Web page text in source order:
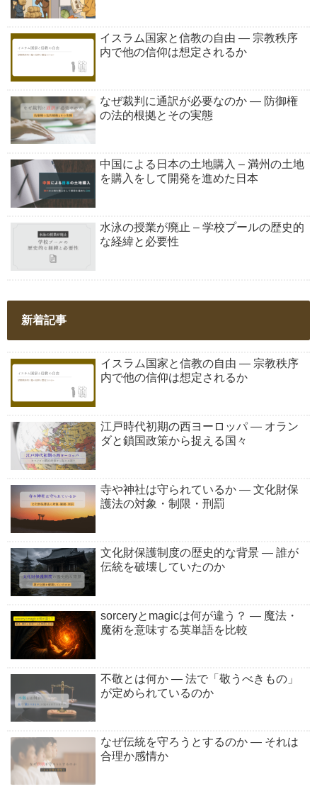
イスラム国家と信教の自由 ― 宗教秩序
内で他の信仰は想定されるか
なぜ裁判に通訳が必要なのか ― 防御権
の法的根拠とその実態
中国による日本の土地購入 – 満州の土地
を購入をして開発を進めた日本
水泳の授業が廃止 – 学校プールの歴史的
な経緯と必要性
新着記事
イスラム国家と信教の自由 ― 宗教秩序
内で他の信仰は想定されるか
江戸時代初期の西ヨーロッパ ― オラン
ダと鎖国政策から捉える国々
寺や神社は守られているか ― 文化財保
護法の対象・制限・刑罰
文化財保護制度の歴史的な背景 ― 誰が
伝統を破壊していたのか
sorceryとmagicは何が違う？ ― 魔法・
魔術を意味する英単語を比較
不敬とは何か ― 法で「敬うべきもの」
が定められているのか
なぜ伝統を守ろうとするのか ― それは
合理か感情か